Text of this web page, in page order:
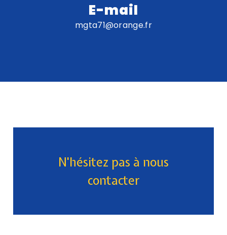
E-mail
mgta71@orange.fr
N'hésitez pas à nous
contacter